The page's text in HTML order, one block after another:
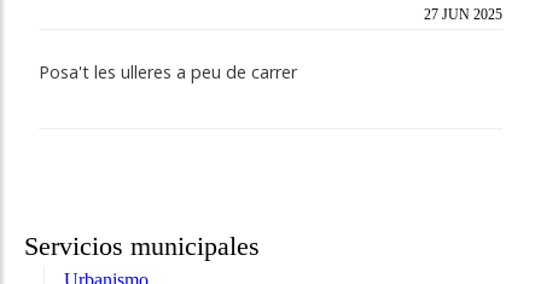
Servicios municipales
27 JUN 2025
Posa't les ulleres a peu de carrer